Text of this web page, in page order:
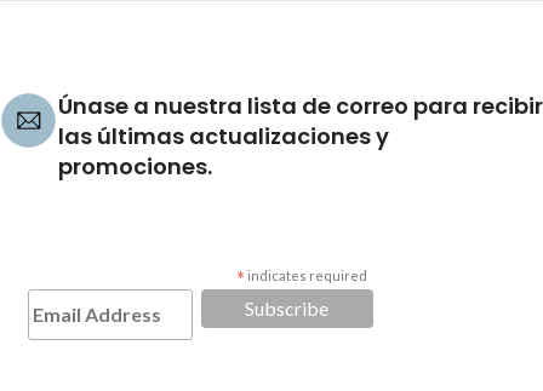
Únase a nuestra lista de correo para recibir
las últimas actualizaciones y
promociones.
* indicates required